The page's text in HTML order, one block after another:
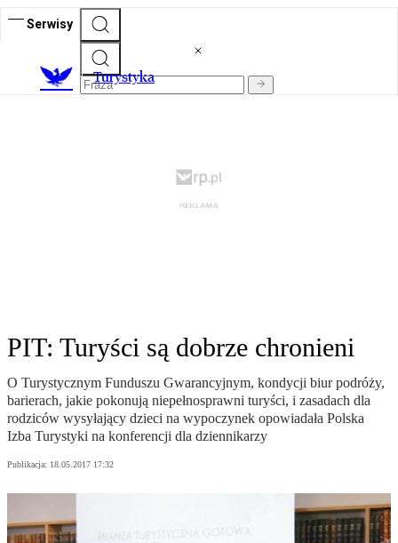
Serwisy
Turystyka
PIT: Turyści są dobrze chronieni
O Turystycznym Funduszu Gwarancyjnym, kondycji biur podróży,
barierach, jakie pokonują niepełnosprawni turyści, i zasadach dla
rodziców wysyłający dzieci na wypoczynek opowiadała Polska
Izba Turystyki na konferencji dla dziennikarzy
Publikacja: 18.05.2017 17:32